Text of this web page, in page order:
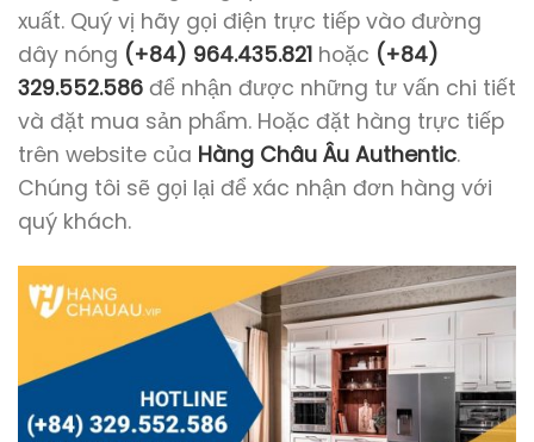
xuất. Quý vị hãy gọi điện trực tiếp vào đường
dây nóng (+84) 964.435.821 hoặc (+84)
329.552.586 để nhận được những tư vấn chi tiết
và đặt mua sản phẩm. Hoặc đặt hàng trực tiếp
trên website của Hàng Châu Âu Authentic.
Chúng tôi sẽ gọi lại để xác nhận đơn hàng với
quý khách.